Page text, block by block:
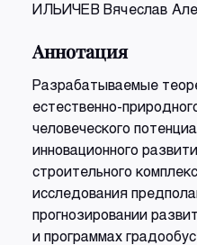
ИЛЬИЧЕВ Вячеслав
Аннотация
Разрабатываемые
естественно-
человеческого
инновационного
строительного
исследования
прогнозировании
и программах